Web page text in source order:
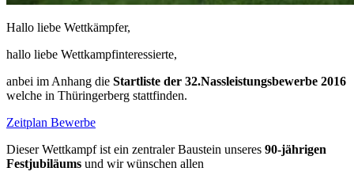
Hallo liebe Wettkämpfer,
hallo liebe Wettkampfinteressierte,
anbei im Anhang die Startliste der 32.Nassleistungsbewerbe 2016
welche in Thüringerberg stattfinden.
Zeitplan Bewerbe
Dieser Wettkampf ist ein zentraler Baustein unseres 90-jährigen
Festjubiläums und wir wünschen allen